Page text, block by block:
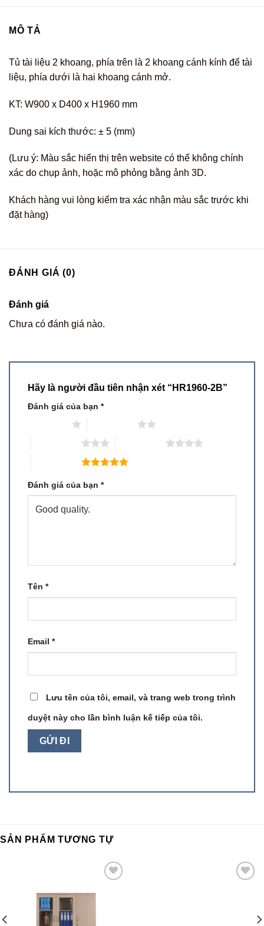
MÔ TẢ
Tủ tài liệu 2 khoang, phía trên là 2 khoang cánh kính để tài
liệu, phía dưới là hai khoang cánh mở.
KT: W900 x D400 x H1960 mm
Dung sai kích thước: ± 5 (mm)
(Lưu ý: Màu sắc hiển thị trên website có thể không chính
xác do chụp ảnh, hoặc mô phỏng bằng ảnh 3D.
Khách hàng vui lòng kiểm tra xác nhận màu sắc trước khi
đặt hàng)
ĐÁNH GIÁ (0)
Đánh giá
Chưa có đánh giá nào.
Hãy là người đầu tiên nhận xét “HR1960-2B”
Đánh giá của bạn *
Đánh giá của bạn *
Tên *
Email *
Lưu tên của tôi, email, và trang web trong trình
duyệt này cho lần bình luận kế tiếp của tôi.
SẢN PHẨM TƯƠNG TỰ